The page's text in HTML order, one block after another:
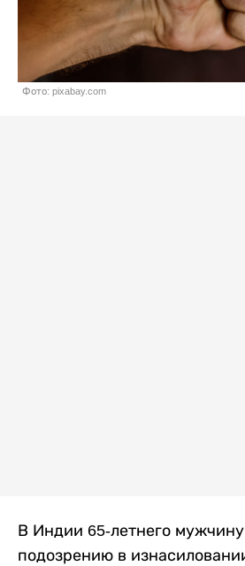
Фото: pixabay.com
В Индии 65-летнего
подозрению в